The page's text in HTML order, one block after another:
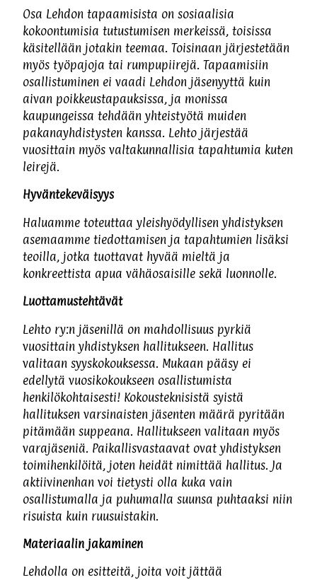
Osa Lehdon tapaamisista on sosiaalisia
kokoontumisia tutustumisen merkeissä, toisissa
käsitellään jotakin teemaa. Toisinaan järjestetään
myös työpajoja tai rumpupiirejä. Tapaamisiin
osallistuminen ei vaadi Lehdon jäsenyyttä kuin
aivan poikkeustapauksissa, ja monissa
kaupungeissa tehdään yhteistyötä muiden
pakanayhdistysten kanssa. Lehto järjestää
vuosittain myös valtakunnallisia tapahtumia kuten
leirejä.
Hyväntekeväisyys
Haluamme toteuttaa yleishyödyllisen yhdistyksen
asemaamme tiedottamisen ja tapahtumien lisäksi
teoilla, jotka tuottavat hyvää mieltä ja
konkreettista apua vähäosaisille sekä luonnolle.
Luottamustehtävät
Lehto ry:n jäsenillä on mahdollisuus pyrkiä
vuosittain yhdistyksen hallitukseen. Hallitus
valitaan syyskokouksessa. Mukaan pääsy ei
edellytä vuosikokoukseen osallistumista
henkilökohtaisesti! Kokousteknisistä syistä
hallituksen varsinaisten jäsenten määrä pyritään
pitämään suppeana. Hallitukseen valitaan myös
varajäseniä. Paikallisvastaavat ovat yhdistyksen
toimihenkilöitä, joten heidät nimittää hallitus. Ja
aktiivinenhan voi tietysti olla kuka vain
osallistumalla ja puhumalla suunsa puhtaaksi niin
risuista kuin ruusuistakin.
Materiaalin jakaminen
Lehdolla on esitteitä, joita voit jättää